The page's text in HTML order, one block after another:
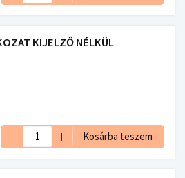
KIJELZŐ NÉLKÜL
Kosárba teszem